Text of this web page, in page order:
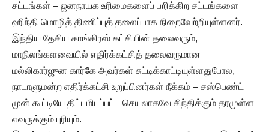
சட்டங்கள் – ஜனநாயக உரிமைகளைப் பறிக்கிற சட்டங்களை
ஹிந்தி மொழித் திணிப்புத் தலைப்பாக நிறைவேற்றியுள்ளனர்.
இந்திய தேசிய காங்கிரஸ் கட்சியின் தலைவரும்,
மாநிலங்களவையில் எதிர்க்கட்சித் தலைவருமான
மல்லிகார்ஜுன கார்கே அவர்கள் சுட்டிக்காட்டியுள்ளதுபோல,
நாடாளுமன்ற எதிர்க்கட்சி உறுப்பினர்கள் நீக்கம் – சஸ்பெண்ட்
முன் கூட்டியே திட்டமிடப்பட்ட செயலாகவே சிந்திக்கும் தரமுள்ள
எவருக்கும் புரியும்.